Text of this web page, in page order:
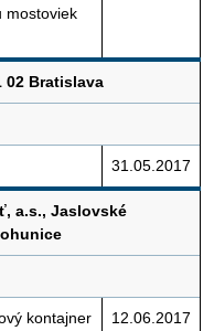
mostoviek
02 Bratislava
31.05.2017
a.s., Jaslovské
kontajner 12.06.2017